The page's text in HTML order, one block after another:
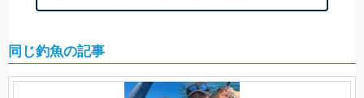
同じ釣魚の記事